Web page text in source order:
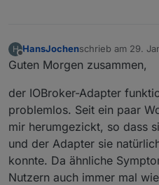
H
Offline
HansJochenschrieb am 29.
zuletzt editiert von
Guten Morgen zusammen,
der IOBroker-Adapter
problemlos. Seit ein paar
mir herumgezickt, so dass
und der Adapter sie
konnte. Da ähnliche
Nutzern auch immer mal